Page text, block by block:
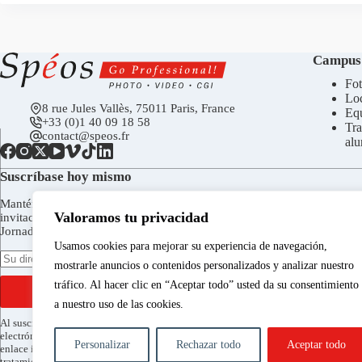
Valoramos tu privacidad
Usamos cookies para mejorar su experiencia de navegación,
mostrarle anuncios o contenidos personalizados y analizar nuestro
tráfico. Al hacer clic en “Aceptar todo” usted da su consentimiento
a nuestro uso de las cookies.
Personalizar Rechazar todo Aceptar todo
8 rue Jules Vallès, 75011 Paris, France
+33 (0)1 40 09 18 58
contact@speos.fr
Campus
Suscríbase hoy mismo
Manténgase en contacto para recibir el boletín de Spéos,
invitaciones a las inauguraciones de la Galería Spéos, a las
Jornadas de Puertas Abiertas, etc.
ENVIAR
Al suscribirse acepta recibir la newsletter de Spéos por correo
electrónico. Puede darse de baja en cualquier momento a través del
enlace incluido en cada envío. Para obtener más información sobre el